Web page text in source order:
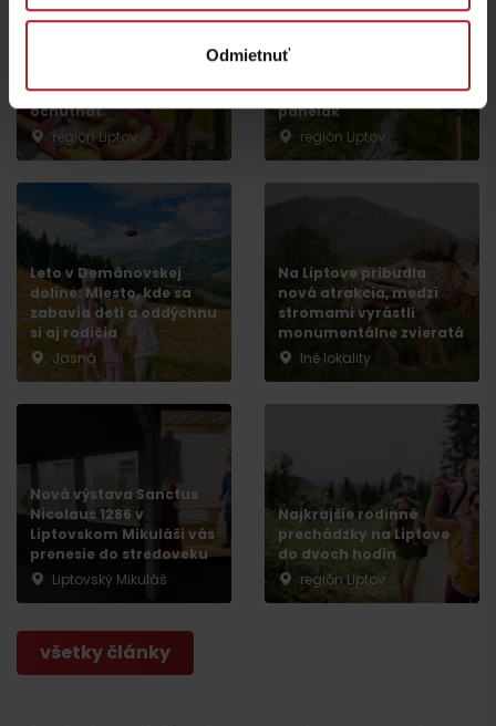
Odmietnuť
musíte na Liptove
ochutnať
región Liptov
verzus rozpálený
panelák
región Liptov
Leto v Demänovskej
doline: Miesto, kde sa
zabavia deti a oddýchnu
si aj rodičia
Jasná
Na Liptove pribudla
nová atrakcia, medzi
stromami vyrástli
monumentálne zvieratá
Iné lokality
Nová výstava Sanctus
Nicolaus 1286 v
Liptovskom Mikuláši vás
prenesie do stredoveku
Liptovský Mikuláš
Najkrajšie rodinné
prechádzky na Liptove
do dvoch hodín
región Liptov
všetky články
Odchod